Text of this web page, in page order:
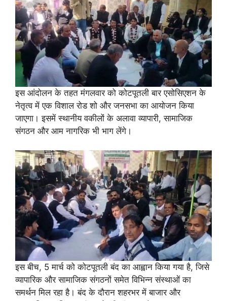
इस आंदोलन के तहत मंगलवार को कोटपूतली बार एसोसिएशन के
नेतृत्व में एक विशाल रोड शो और जनसभा का आयोजन किया
जाएगा। इसमें स्थानीय वकीलों के अलावा व्यापारी, सामाजिक
संगठन और आम नागरिक भी भाग लेंगे।
इस बीच, 5 मार्च को कोटपूतली बंद का आह्वान किया गया है, जिसे
व्यापारिक और सामाजिक संगठनों समेत विभिन्न संस्थाओं का
समर्थन मिल रहा है। बंद के दौरान शहरभर में बाजार और